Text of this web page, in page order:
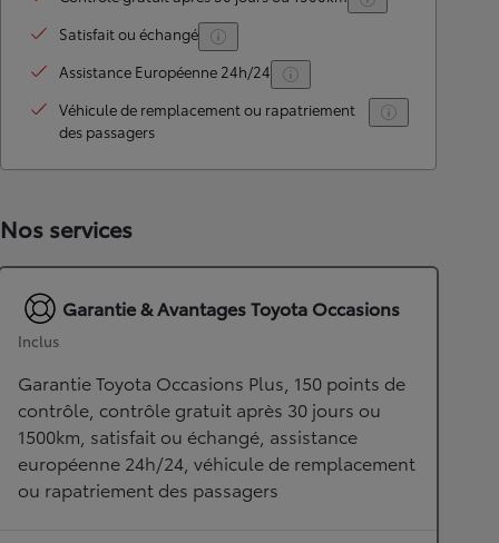
Satisfait ou échangé
Assistance Européenne 24h/24
Véhicule de remplacement ou rapatriement
des passagers
Nos services
Garantie & Avantages Toyota Occasions
Inclus
Garantie Toyota Occasions Plus, 150 points de
contrôle, contrôle gratuit après 30 jours ou
1500km, satisfait ou échangé, assistance
européenne 24h/24, véhicule de remplacement
ou rapatriement des passagers